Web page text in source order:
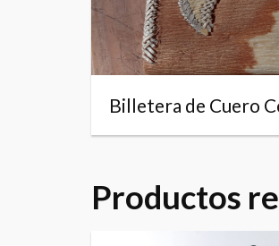
Billetera de Cuero
Productos